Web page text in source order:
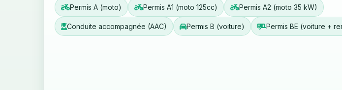
Permis A (moto) Permis A1 (moto 125cc) Permis A2 (moto 35 kW)
Conduite accompagnée (AAC) Permis B (voiture) Permis BE (voiture +